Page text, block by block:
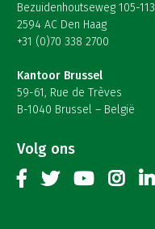
Bezuidenhoutseweg 105-113
2594 AC Den Haag
+31 (0)70 338 2700
Kantoor Brussel
59-61, Rue de Trèves
B-1040 Brussel – België
Volg ons